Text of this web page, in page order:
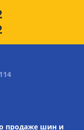
продаже шин и